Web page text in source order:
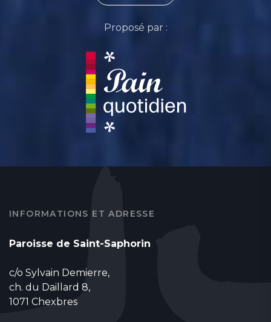
Proposé par :
INFORMATIONS ET ADRESSE
Paroisse de Saint-Saphorin
c/o Sylvain Demierre,
ch. du Daillard 8,
1071 Chexbres